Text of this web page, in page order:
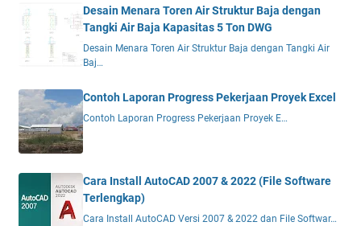
Desain Menara Toren Air Struktur Baja dengan
Tangki Air Baja Kapasitas 5 Ton DWG
Desain Menara Toren Air Struktur Baja dengan Tangki Air
Baj…
Contoh Laporan Progress Pekerjaan Proyek Excel
Contoh Laporan Progress Pekerjaan Proyek E…
Cara Install AutoCAD 2007 & 2022 (File Software
Terlengkap)
Cara Install AutoCAD Versi 2007 & 2022 dan File Softwar…